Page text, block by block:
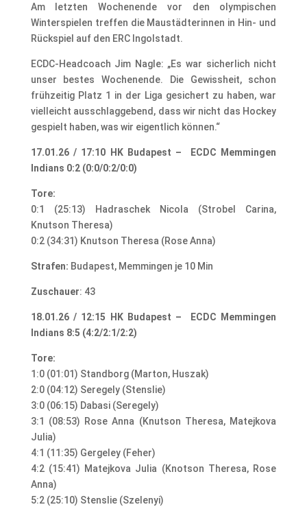
Am letzten Wochenende vor den olympischen
Winterspielen treffen die Maustädterinnen in Hin- und
Rückspiel auf den ERC Ingolstadt.
ECDC-Headcoach Jim Nagle: „Es war sicherlich nicht
unser bestes Wochenende. Die Gewissheit, schon
frühzeitig Platz 1 in der Liga gesichert zu haben, war
vielleicht ausschlaggebend, dass wir nicht das Hockey
gespielt haben, was wir eigentlich können.“
17.01.26 / 17:10 HK Budapest – ECDC Memmingen
Indians 0:2 (0:0/0:2/0:0)
Tore:
0:1 (25:13) Hadraschek Nicola (Strobel Carina,
Knutson Theresa)
0:2 (34:31) Knutson Theresa (Rose Anna)
Strafen: Budapest, Memmingen je 10 Min
Zuschauer: 43
18.01.26 / 12:15 HK Budapest – ECDC Memmingen
Indians 8:5 (4:2/2:1/2:2)
Tore:
1:0 (01:01) Standborg (Marton, Huszak)
2:0 (04:12) Seregely (Stenslie)
3:0 (06:15) Dabasi (Seregely)
3:1 (08:53) Rose Anna (Knutson Theresa, Matejkova
Julia)
4:1 (11:35) Gergeley (Feher)
4:2 (15:41) Matejkova Julia (Knotson Theresa, Rose
Anna)
5:2 (25:10) Stenslie (Szelenyi)